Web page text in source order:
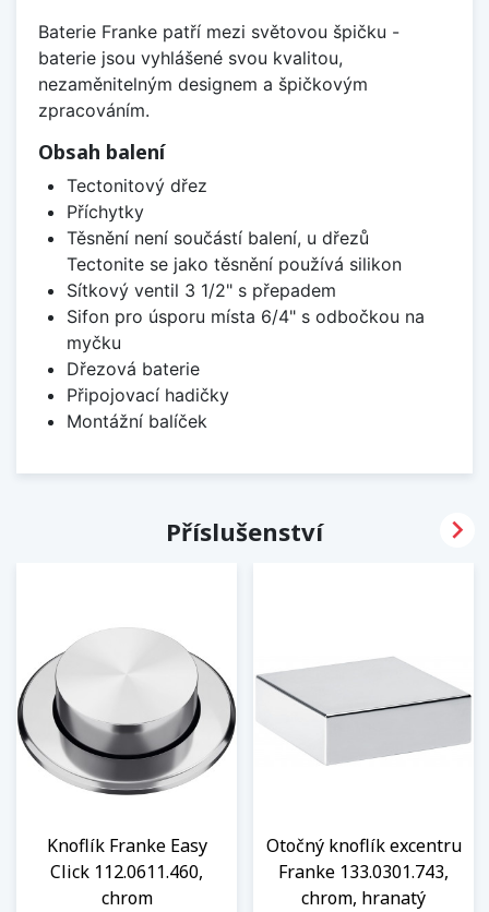
Baterie Franke patří mezi světovou špičku -
baterie jsou vyhlášené svou kvalitou,
nezaměnitelným designem a špičkovým
zpracováním.
Obsah balení
Tectonitový dřez
Příchytky
Těsnění není součástí balení, u dřezů
Tectonite se jako těsnění používá silikon
Sítkový ventil 3 1/2" s přepadem
Sifon pro úsporu místa 6/4" s odbočkou na
myčku
Dřezová baterie
Připojovací hadičky
Montážní balíček
Příslušenství
Knoflík Franke Easy
Click 112.0611.460,
chrom
Otočný knoflík excentru
Franke 133.0301.743,
chrom, hranatý
